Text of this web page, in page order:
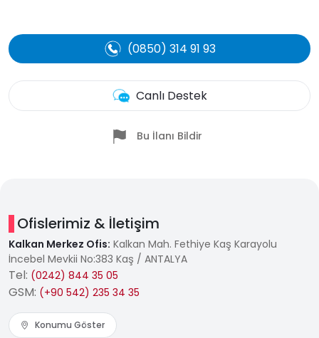
(0850) 314 91 93
Canlı Destek
Bu İlanı Bildir
Ofislerimiz & İletişim
Kalkan Merkez Ofis: Kalkan Mah. Fethiye Kaş Karayolu
İncebel Mevkii No:383 Kaş / ANTALYA
Tel: (0242) 844 35 05
GSM: (+90 542) 235 34 35
Konumu Göster